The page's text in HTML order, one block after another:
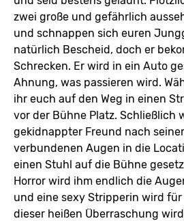
zwei große und gefährlich
und schnappen sich euren
natürlich Bescheid, doch er
Schrecken. Er wird in ein Auto
Ahnung, was passieren wird.
ihr euch auf den Weg in einen
vor der Bühne Platz. Schließlich
gekidnappter Freund nach
verbundenen Augen in die
einen Stuhl auf die Bühne
Horror wird ihm endlich die
und eine sexy Stripperin wird
dieser heißen Überraschung